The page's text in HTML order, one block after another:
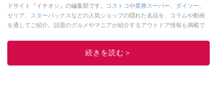
ドサイト『イチオシ』の編集部です。
コストコや業務スーパー、 ダイソー、
セリア、 スターバックスなどの人気ショップの隠れた名品を、コラムや動画
を通してご紹介。話題のグルメやマニアが紹介するアウトドア情報も満載で
レビューしています。毎日トレンド情報をお届けしているので、ぜひ
してください！続きを読む＞